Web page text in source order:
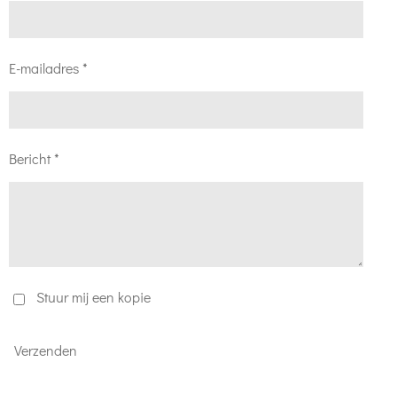
E-mailadres *
Bericht *
Stuur mij een kopie
Verzenden